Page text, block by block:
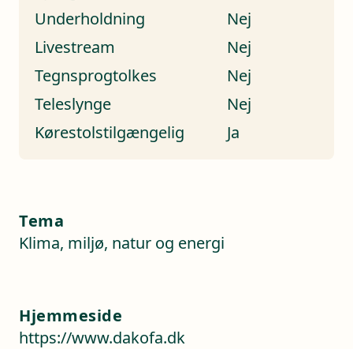
Underholdning
Nej
Livestream
Nej
Tegnsprogtolkes
Nej
Teleslynge
Nej
Kørestolstilgængelig
Ja
Tema
Klima, miljø, natur og energi
Hjemmeside
https://www.dakofa.dk